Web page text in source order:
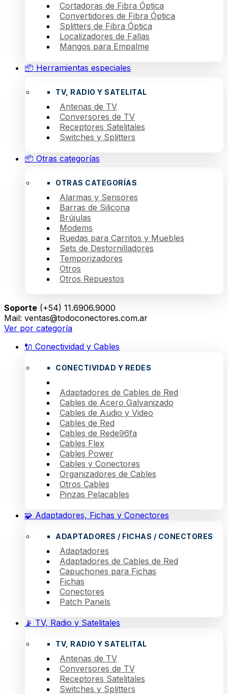
Cortadoras de Fibra Óptica
Convertidores de Fibra Óptica
Splitters de Fibra Óptica
Localizadores de Fallas
Mangos para Empalme
📦 Herramientas especiales
TV, RADIO Y SATELITAL
Antenas de TV
Conversores de TV
Receptores Satelitales
Switches y Splitters
📦 Otras categorías
OTRAS CATEGORÍAS
Alarmas y Sensores
Barras de Silicona
Brújulas
Modems
Ruedas para Carritos y Muebles
Sets de Destornilladores
Temporizadores
Otros
Otros Repuestos
Soporte (+54) 11.6906.9000
Mail: ventas@todoconectores.com.ar
Ver por categoría
🔌 Conectividad y Cables
CONECTIVIDAD Y REDES
Adaptadores de Cables de Red
Cables de Acero Galvanizado
Cables de Audio y Video
Cables de Red
Cables de Rede96fa
Cables Flex
Cables Power
Cables y Conectores
Organizadores de Cables
Otros Cables
Pinzas Pelacables
🧩 Adaptadores, Fichas y Conectores
ADAPTADORES / FICHAS / CONECTORES
Adaptadores
Adaptadores de Cables de Red
Capuchones para Fichas
Fichas
Conectores
Patch Panels
📡 TV, Radio y Satelitales
TV, RADIO Y SATELITAL
Antenas de TV
Conversores de TV
Receptores Satelitales
Switches y Splitters